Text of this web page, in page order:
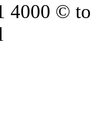
4000 ©